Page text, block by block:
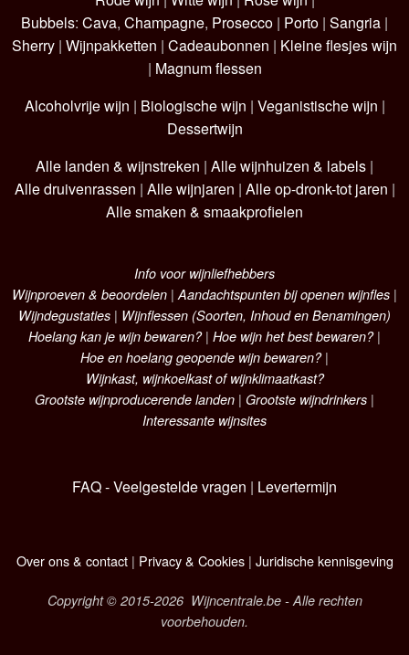
Bubbels: Cava, Champagne, Prosecco | Porto | Sangria |
Sherry | Wijnpakketten | Cadeaubonnen | Kleine flesjes wijn
| Magnum flessen
Alcoholvrije wijn | Biologische wijn | Veganistische wijn |
Dessertwijn
Alle landen & wijnstreken | Alle wijnhuizen & labels |
Alle druivenrassen | Alle wijnjaren | Alle op-dronk-tot jaren |
Alle smaken & smaakprofielen
Info voor wijnliefhebbers
Wijnproeven & beoordelen | Aandachtspunten bij openen wijnfles |
Wijndegustaties | Wijnflessen (Soorten, Inhoud en Benamingen)
Hoelang kan je wijn bewaren?| Hoe wijn het best bewaren?|
Hoe en hoelang geopende wijn bewaren?|
Wijnkast, wijnkoelkast of wijnklimaatkast?
Grootste wijnproducerende landen | Grootste wijndrinkers |
Interessante wijnsites
FAQ - Veelgestelde vragen | Levertermijn
Over ons & contact| Privacy & Cookies| Juridische kennisgeving
Copyright © 2015-2026 Wijncentrale.be - Alle rechten
voorbehouden.